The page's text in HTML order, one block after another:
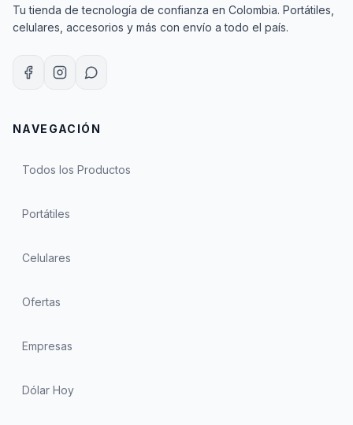
Tu tienda de tecnología de confianza en Colombia. Portátiles,
celulares, accesorios y más con envío a todo el país.
NAVEGACIÓN
Todos los Productos
Portátiles
Celulares
Ofertas
Empresas
Dólar Hoy